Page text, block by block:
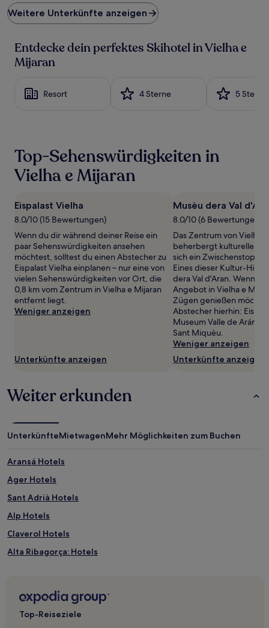
pro
Nacht,
den
letzten
einen
2 Erwachsenen
gefunden
wurde.
Verfügbarkeiten
können
ändern.
können
zusätzliche
Bedingungen
gelten.
Weitere Unterkünfte anzeigen
Entdecke dein perfektes Skihotel in Vielha e
Mijaran
Resort 4 Sterne 5 Sterne
Top-Sehenswürdigkeiten in
Vielha e Mijaran
Eispalast Vielha
8.0/10 (15 Bewertungen)
Wenn du dir während deiner Reise ein
paar Sehenswürdigkeiten ansehen
möchtest, solltest du einen Abstecher zu
Eispalast Vielha einplanen – nur eine von
vielen Sehenswürdigkeiten vor Ort, die
0,8 km vom Zentrum in Vielha e Mijaran
entfernt liegt.
Weniger anzeigen
Unterkünfte anzeigen
Musèu dera Val
8.0/10 (6 Bewertungen)
Das Zentrum von Vielha
beherbergt kulturelle
sich ein Zwischenstopp
Eines dieser Kultur-
dera Val d'Aran. Wenn
Angebot in Vielha e
Zügen genießen
Abstecher hierhin:
Museum Valle de Arán
Sant Miquèu.
Weniger anzeigen
Unterkünfte anzeigen
Weiter erkunden
UnterkünfteMietwagenMehr Möglichkeiten zum Buchen
Aransá Hotels
Ager Hotels
Sant Adrià Hotels
Alp Hotels
Claverol Hotels
Alta Ribagorça: Hotels
Isavarre Hotels
Top-Reiseziele